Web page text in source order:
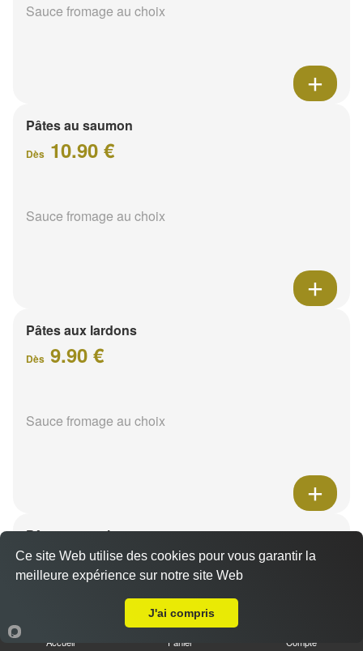
Sauce fromage au choix
Pâtes au saumon
Dès 10.90 €
Sauce fromage au choix
Pâtes aux lardons
Dès 9.90 €
Sauce fromage au choix
Pâtes au poulet
Dès9.90 €
Sauce fromage au choix
Accueil Panier Compte
Ce site Web utilise des cookies pour vous garantir la
meilleure expérience sur notre site Web
J'ai compris